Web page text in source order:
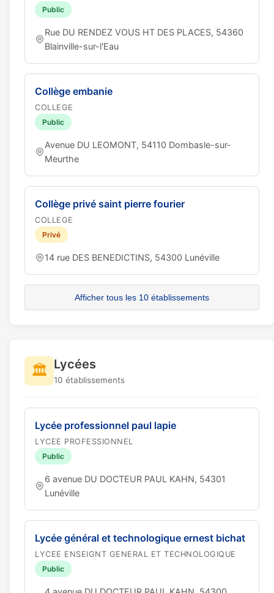
Public
Rue DU RENDEZ VOUS HT DES PLACES, 54360
Blainville-sur-l'Eau
Collège embanie
COLLEGE
Public
Avenue DU LEOMONT, 54110 Dombasle-sur-
Meurthe
Collège privé saint pierre fourier
COLLEGE
Privé
14 rue DES BENEDICTINS, 54300 Lunéville
Afficher tous les 10 établissements
🏛️ Lycées
10 établissements
Lycée professionnel paul lapie
LYCEE PROFESSIONNEL
Public
6 avenue DU DOCTEUR PAUL KAHN, 54301
Lunéville
Lycée général et technologique ernest bichat
LYCEE ENSEIGNT GENERAL ET TECHNOLOGIQUE
Public